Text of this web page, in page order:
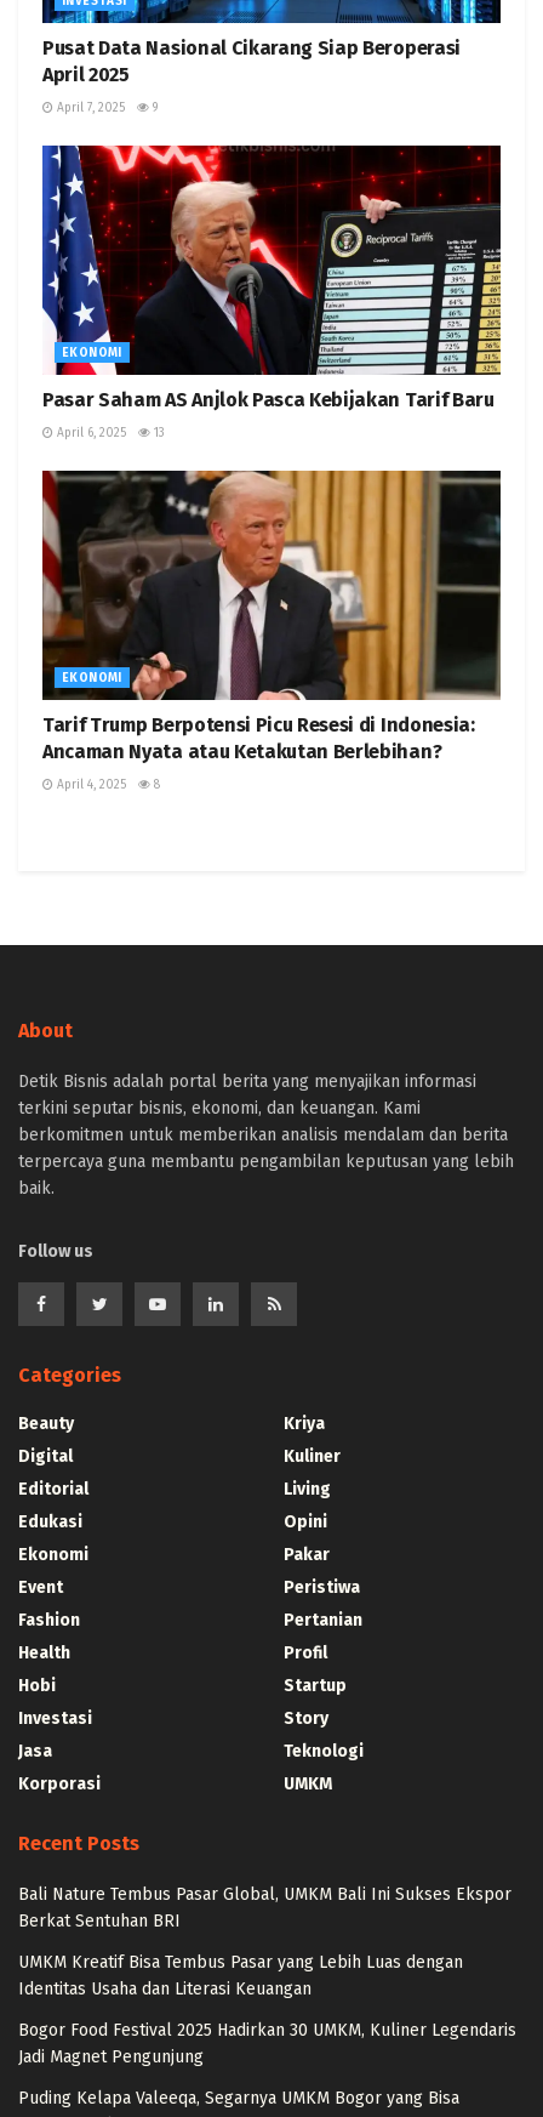
Pusat Data Nasional Cikarang Siap Beroperasi
April 2025
April 7, 2025 9
EKONOMI
Pasar Saham AS Anjlok Pasca Kebijakan Tarif Baru
April 6, 2025 13
EKONOMI
Tarif Trump Berpotensi Picu Resesi di Indonesia:
Ancaman Nyata atau Ketakutan Berlebihan?
April 4, 2025 8
About
Detik Bisnis adalah portal berita yang menyajikan informasi
terkini seputar bisnis, ekonomi, dan keuangan. Kami
berkomitmen untuk memberikan analisis mendalam dan berita
terpercaya guna membantu pengambilan keputusan yang lebih
baik.
Follow us
Categories
Beauty
Digital
Editorial
Edukasi
Ekonomi
Event
Fashion
Health
Hobi
Investasi
Jasa
Korporasi
Kriya
Kuliner
Living
Opini
Pakar
Peristiwa
Pertanian
Profil
Startup
Story
Teknologi
UMKM
Recent Posts
Bali Nature Tembus Pasar Global, UMKM Bali Ini Sukses Ekspor
Berkat Sentuhan BRI
UMKM Kreatif Bisa Tembus Pasar yang Lebih Luas dengan
Identitas Usaha dan Literasi Keuangan
Bogor Food Festival 2025 Hadirkan 30 UMKM, Kuliner Legendaris
Jadi Magnet Pengunjung
Puding Kelapa Valeeqa, Segarnya UMKM Bogor yang Bisa